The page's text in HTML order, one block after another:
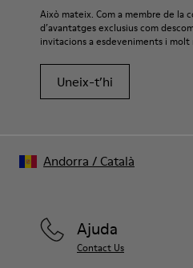
Això mateix. Com a membre de la
d’avantatges exclusius com
invitacions a esdeveniments i molt
Uneix-t’hi
Ajuda
Contact Us
Andorra / Català